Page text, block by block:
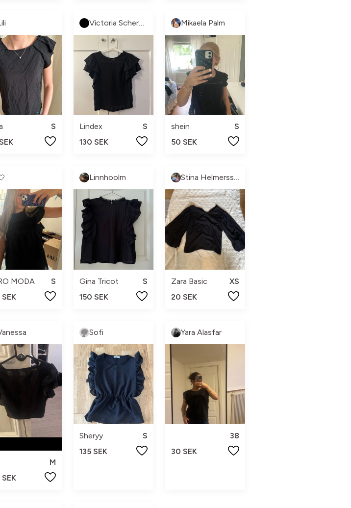
S
Victoria Scherdin
Lindex
S
130 SEK
Mikaela Palm
shein
S
50 SEK
MODA
S
Linnhoolm
Gina Tricot
S
150 SEK
Stina Helmersson💗
Zara Basic
XS
20 SEK
M
Sofi
Sheryy
S
135 SEK
Yara Alasfar
38
30 SEK